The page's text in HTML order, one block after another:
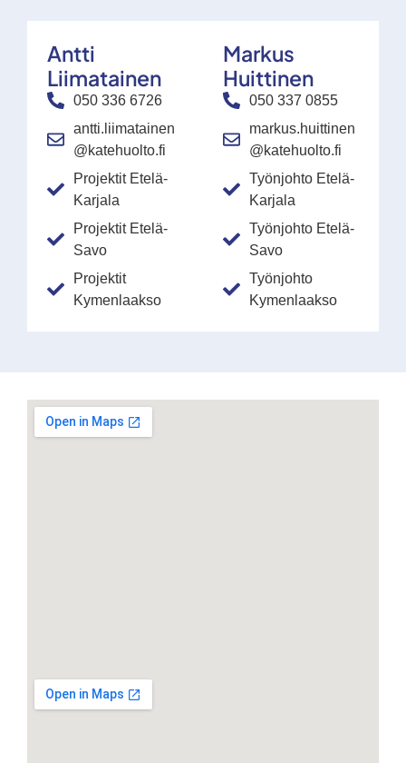
Antti
Liimatainen
050 336 6726
antti.liimatainen
@katehuolto.fi
Projektit Etelä-
Karjala
Projektit Etelä-
Savo
Projektit
Kymenlaakso
Markus
Huittinen
050 337 0855
markus.huittinen
@katehuolto.fi
Työnjohto Etelä-
Karjala
Työnjohto Etelä-
Savo
Työnjohto
Kymenlaakso